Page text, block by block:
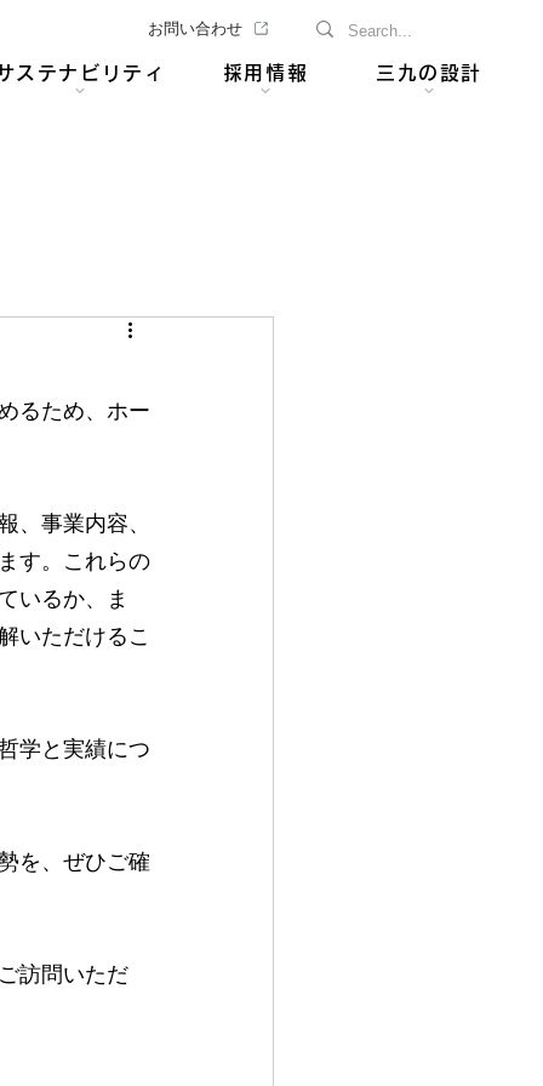
お問い合わせ
ステナビリティ 採用情報 三九の設計
るため、ホー
、事業内容、
す。これらの
いるか、ま
いただけるこ
学と実績につ
を、ぜひご確
訪問いただ